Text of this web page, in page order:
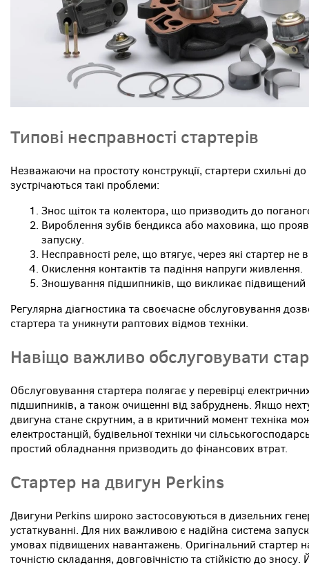
Типові несправності стартерів
Незважаючи на простоту конструкції, стартери схильні
зустрічаються такі проблеми:
Знос щіток та колектора, що призводить до
Вироблення зубів бендикса або маховика, що
запуску.
Несправності реле, що втягує, через які стартер
Окислення контактів та падіння напруги живлення.
Зношування підшипників, що викликає підвищений
Регулярна діагностика та своєчасне обслуговування
стартера та уникнути раптових відмов техніки.
Навіщо важливо обслуговувати
Обслуговування стартера полягає у перевірці
підшипників, а також очищенні від забруднень. Якщо
двигуна стане скрутним, а в критичний момент техніка
електростанцій, будівельної техніки чи
простий обладнання призводить до фінансових втрат.
Стартер на двигун Perkins
Двигуни Perkins широко застосовуються в дизельних
устаткуванні. Для них важливою є надійна система
умовах підвищених навантажень. Оригінальний стартер
точністю складання, довговічністю та стійкістю до